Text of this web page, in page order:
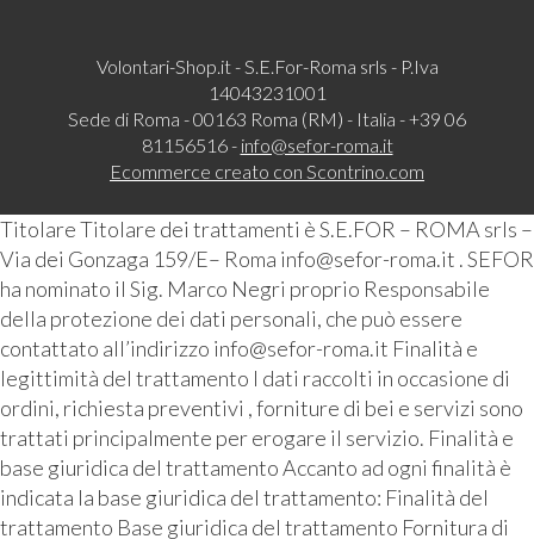
Volontari-Shop.it - S.E.For-Roma srls - P.Iva
14043231001
Sede di Roma - 00163 Roma (RM) - Italia - +39 06
81156516 - info@sefor-roma.it
Ecommerce creato con Scontrino.com
Titolare Titolare dei trattamenti è S.E.FOR – ROMA srls –
Via dei Gonzaga 159/E– Roma info@sefor-roma.it . SEFOR
ha nominato il Sig. Marco Negri proprio Responsabile
della protezione dei dati personali, che può essere
contattato all’indirizzo info@sefor-roma.it Finalità e
legittimità del trattamento I dati raccolti in occasione di
ordini, richiesta preventivi , forniture di bei e servizi sono
trattati principalmente per erogare il servizio. Finalità e
base giuridica del trattamento Accanto ad ogni finalità è
indicata la base giuridica del trattamento: Finalità del
trattamento Base giuridica del trattamento Fornitura di